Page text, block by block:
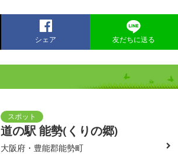
シェア 友だちに送る
道の駅 能勢(くりの郷)
大阪府・豊能郡能勢町